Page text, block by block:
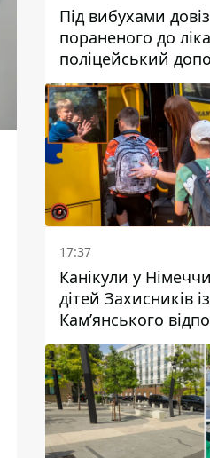
Під вибухами довіз
пораненого до
поліцейський
постраждалому
на Кам’янський
17:37
Канікули у
дітей Захисників із
Кам’янського
Вупперталі